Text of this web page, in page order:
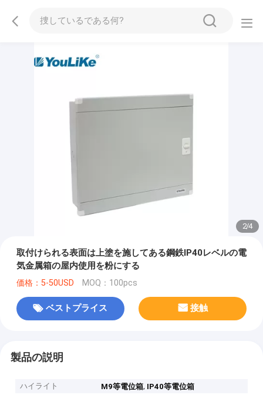
2/4
取付けられる表面は上塗を施してある鋼鉄IP40レベルの電
気金属箱の屋内使用を粉にする
価格：5-50USD MOQ：100pcs
ベストプライス 接触
製品の説明
ハイライト M9等電位箱, IP40等電位箱